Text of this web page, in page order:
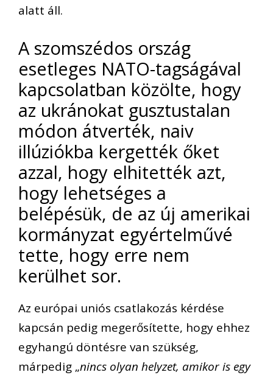
alatt áll.
A szomszédos ország
esetleges NATO-tagságával
kapcsolatban közölte, hogy
az ukránokat gusztustalan
módon átverték, naiv
illúziókba kergették őket
azzal, hogy elhitették azt,
hogy lehetséges a
belépésük, de az új amerikai
kormányzat egyértelművé
tette, hogy erre nem
kerülhet sor.
Az európai uniós csatlakozás kérdése
kapcsán pedig megerősítette, hogy ehhez
egyhangú döntésre van szükség,
márpedig „nincs olyan helyzet, amikor is egy